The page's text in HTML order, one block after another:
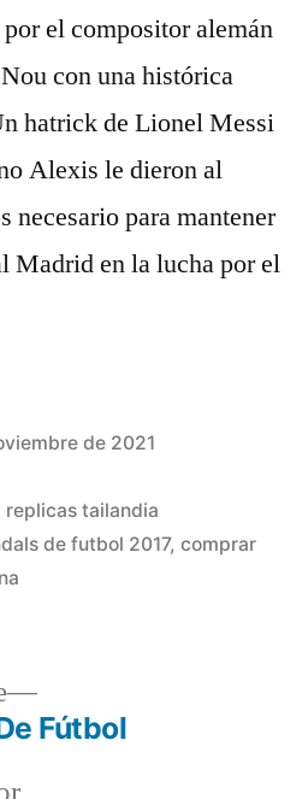
el compositor alemán
con una histórica
hatrick de Lionel Messi
Alexis le dieron al
necesario para mantener
Madrid en la lucha por el
de 2021
tailandia
de futbol 2017, comprar
Entrada
Entrada
siguiente:
Fútbol